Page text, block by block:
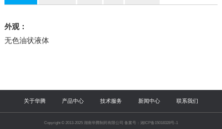
外观：
无色油状液体
关于华腾 产品中心 技术服务 新闻中心 联系我们
Copyright © 2013-2025 湖南华腾制药有限公司 备案号：湘ICP备15018328号-1